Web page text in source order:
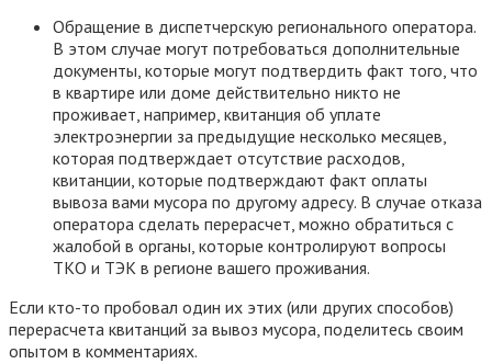
Обращение в диспетчерскую регионального оператора.
В этом случае могут потребоваться дополнительные
документы, которые могут подтвердить факт того, что
в квартире или доме действительно никто не
проживает, например, квитанция об уплате
электроэнергии за предыдущие несколько месяцев,
которая подтверждает отсутствие расходов,
квитанции, которые подтверждают факт оплаты
вывоза вами мусора по другому адресу. В случае отказа
оператора сделать перерасчет, можно обратиться с
жалобой в органы, которые контролируют вопросы
ТКО и ТЭК в регионе вашего проживания.
Если кто-то пробовал один их этих (или других способов)
перерасчета квитанций за вывоз мусора, поделитесь своим
опытом в комментариях.